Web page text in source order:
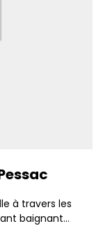
à travers les
baignant...